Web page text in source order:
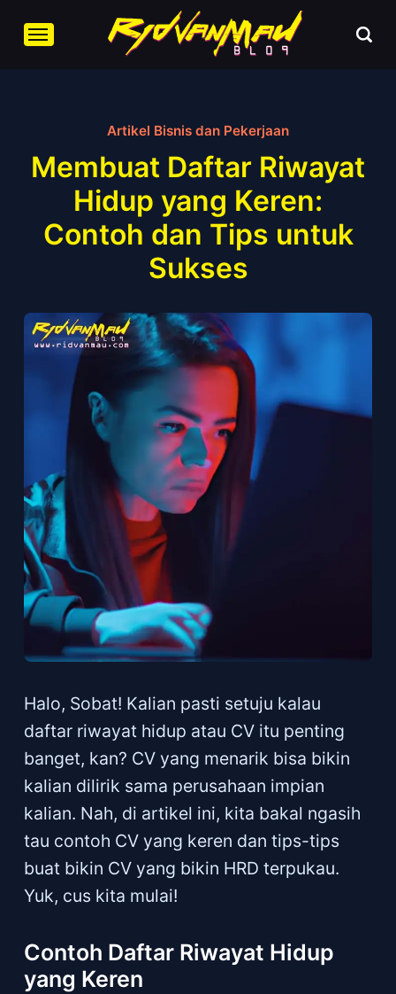
Artikel Bisnis dan Pekerjaan
Membuat Daftar Riwayat
Hidup yang Keren:
Contoh dan Tips untuk
Sukses
Halo, Sobat! Kalian pasti setuju kalau
daftar riwayat hidup atau CV itu penting
banget, kan? CV yang menarik bisa bikin
kalian dilirik sama perusahaan impian
kalian. Nah, di artikel ini, kita bakal ngasih
tau contoh CV yang keren dan tips-tips
buat bikin CV yang bikin HRD terpukau.
Yuk, cus kita mulai!
Contoh Daftar Riwayat Hidup
yang Keren